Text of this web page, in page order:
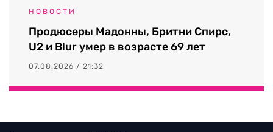
НОВОСТИ
Продюсеры Мадонны, Бритни Спирс,
U2 и Blur умер в возрасте 69 лет
07.08.2026 / 21:32